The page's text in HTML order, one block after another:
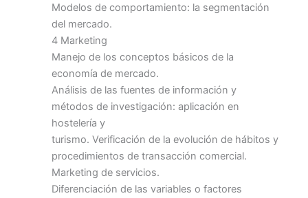
Modelos de comportamiento: la segmentación
del mercado.
4 Marketing
Manejo de los conceptos básicos de la
economía de mercado.
Análisis de las fuentes de información y
métodos de investigación: aplicación en
hostelería y
turismo. Verificación de la evolución de hábitos y
procedimientos de transacción comercial.
Marketing de servicios.
Diferenciación de las variables o factores